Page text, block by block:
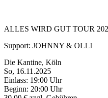
ALLES WIRD GUT TOUR
Support: JOHNNY & OLLI
Die Kantine, Köln
So, 16.11.2025
Einlass: 19:00 Uhr
Beginn: 20:00 Uhr